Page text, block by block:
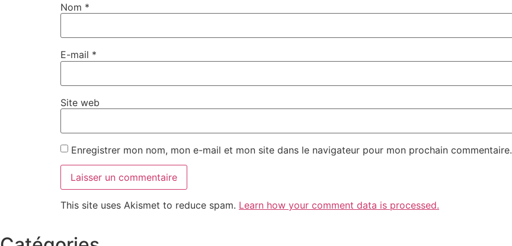
Nom *
E-mail *
Site web
Enregistrer mon nom, mon e-mail et mon site dans le navigateur pour mon prochain commentaire.
This site uses Akismet to reduce spam. Learn how your comment data is processed.